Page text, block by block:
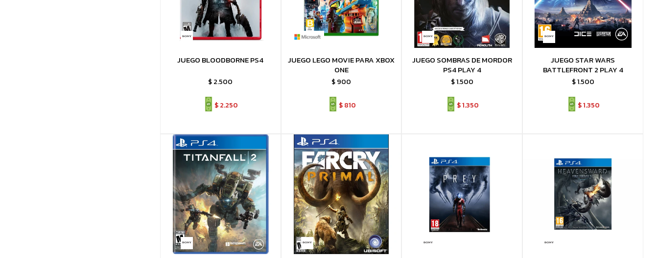
JUEGO BLOODBORNE PS4
$2.500
$2.250
JUEGO LEGO MOVIE PARA XBOX
ONE
$900
$ 810
JUEGO SOMBRAS DE MORDOR
PS4 PLAY 4
$1.500
$1.350
JUEGO STAR WARS
BATTLEFRONT 2 PLAY 4
$1.500
$1.350